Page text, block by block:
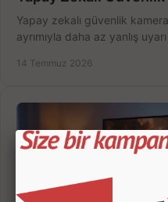
Yapay zekalı güvenlik
ayrımıyla daha az yanlış
14 Temmuz 2026